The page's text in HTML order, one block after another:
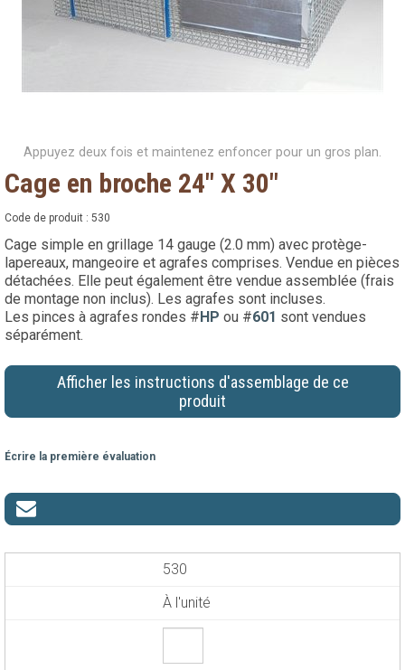
Appuyez deux fois et maintenez enfoncer pour un gros plan.
Cage en broche 24" X 30"
Code de produit : 530
Cage simple en grillage 14 gauge (2.0 mm) avec protège-
lapereaux, mangeoire et agrafes comprises. Vendue en pièces
détachées. Elle peut également être vendue assemblée (frais
de montage non inclus). Les agrafes sont incluses.
Les pinces à agrafes rondes #HP ou #601 sont vendues
séparément.
Afficher les instructions d'assemblage de ce
produit
Écrire la première évaluation
530
À l'unité